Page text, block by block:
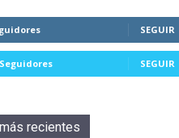
SEGUIR
Seguidores SEGUIR
recientes